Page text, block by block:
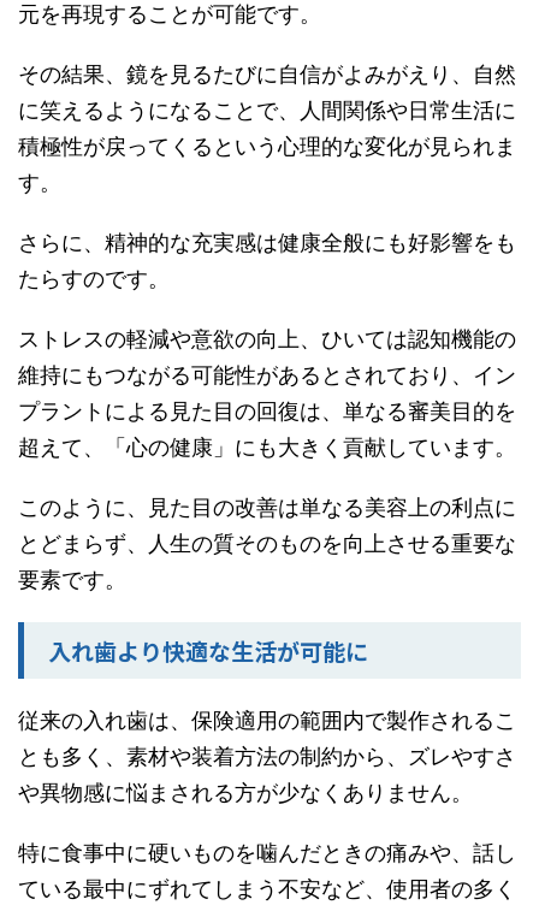
元を再現することが可能です。
その結果、鏡を見るたびに自信がよみがえり、自然
に笑えるようになることで、人間関係や日常生活に
積極性が戻ってくるという心理的な変化が見られま
す。
さらに、精神的な充実感は健康全般にも好影響をも
たらすのです。
ストレスの軽減や意欲の向上、ひいては認知機能の
維持にもつながる可能性があるとされており、イン
プラントによる見た目の回復は、単なる審美目的を
超えて、「心の健康」にも大きく貢献しています。
このように、見た目の改善は単なる美容上の利点に
とどまらず、人生の質そのものを向上させる重要な
要素です。
入れ歯より快適な生活が可能に
従来の入れ歯は、保険適用の範囲内で製作されるこ
とも多く、素材や装着方法の制約から、ズレやすさ
や異物感に悩まされる方が少なくありません。
特に食事中に硬いものを噛んだときの痛みや、話し
ている最中にずれてしまう不安など、使用者の多く